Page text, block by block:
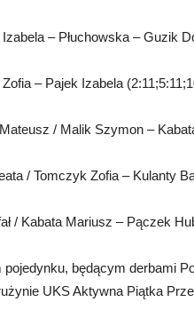
– Płuchowska – Guzik
– Pajek Izabela
/ Malik Szymon –
/ Tomczyk Zofia – Kulanty
/ Kabata Mariusz – Pączek
pojedynku, będącym derbami
UKS Aktywna Piątka